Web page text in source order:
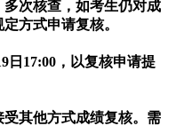
次核查，如考生仍对成
方式申请复核。
日17:00，以复核申请提
其他方式成绩复核。需